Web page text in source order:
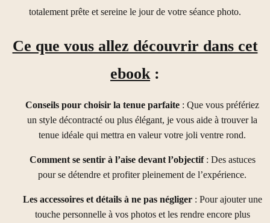
totalement prête et sereine le jour de votre séance photo.
Ce que vous allez découvrir dans cet
ebook:
Conseils pour choisir la tenue parfaite : Que vous préfériez
un style décontracté ou plus élégant, je vous aide à trouver la
tenue idéale qui mettra en valeur votre joli ventre rond.
Comment se sentir à l’aise devant l’objectif: Des astuces
pour se détendre et profiter pleinement de l’expérience.
Les accessoires et détails à ne pas négliger: Pour ajouter une
touche personnelle à vos photos et les rendre encore plus